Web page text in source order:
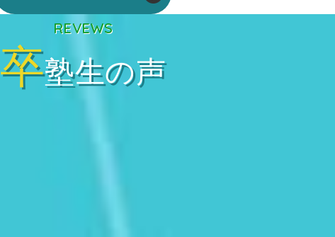
REVEWS
卒塾生の声